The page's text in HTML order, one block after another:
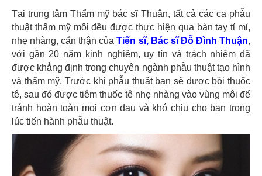
Tại trung tâm Thẩm mỹ bác sĩ Thuận, tất cả các ca phẫu
thuật thẩm mỹ môi đều được thực hiện qua bàn tay tỉ mỉ,
nhẹ nhàng, cẩn thận củaTiến sĩ, Bác sĩ Đỗ Đình Thuận,
với gần 20 năm kinh nghiệm, uy tín và trách nhiệm đã
được khẳng định trong chuyên ngành phẫu thuật tạo hình
và thẩm mỹ. Trước khi phẫu thuật bạn sẽ được bôi thuốc
tê, sau đó được tiêm thuốc tê nhẹ nhàng vào vùng môi để
tránh hoàn toàn mọi cơn đau và khó chịu cho bạn trong
lúc tiến hành phẫu thuật.